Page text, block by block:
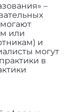
–
или
и
могут
в